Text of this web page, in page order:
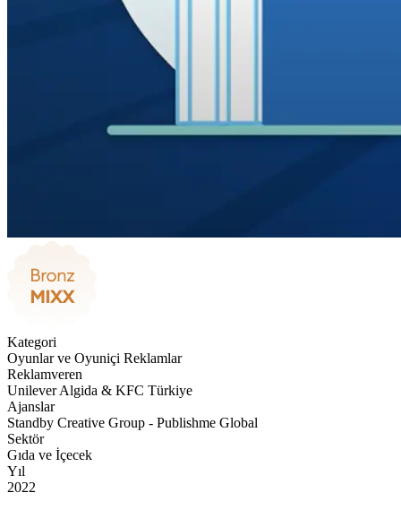
Kategori
Oyunlar ve Oyuniçi Reklamlar
Reklamveren
Unilever Algida & KFC Türkiye
Ajanslar
Standby Creative Group - Publishme Global
Sektör
Gıda ve İçecek
Yıl
2022